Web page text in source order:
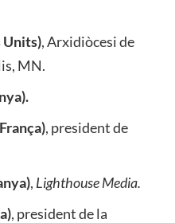
Units), Arxidiòcesi de
MN.
.
, president de
, Lighthouse Media.
, president de la